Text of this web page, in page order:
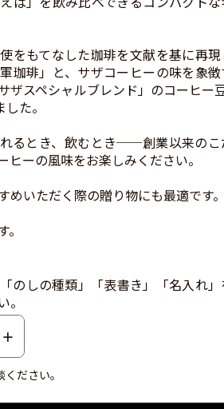
をもてなした珈琲を文献を基に再
珈琲」と、サザコーヒーの味を象
ザスペシャルブレンド」のコーヒー
た。
るとき、飲むとき──創業以来のこ
ヒーの風味をお楽しみください。
めいただく際の贈り物にも最適です。
のしの種類」「表書き」「名入れ
ださい。